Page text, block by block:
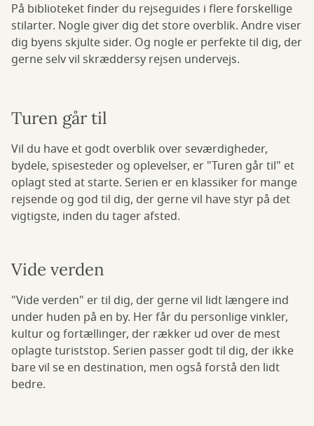
På biblioteket finder du rejseguides i flere forskellige
stilarter. Nogle giver dig det store overblik. Andre viser
dig byens skjulte sider. Og nogle er perfekte til dig, der
gerne selv vil skræddersy rejsen undervejs.
Turen går til
Vil du have et godt overblik over seværdigheder,
bydele, spisesteder og oplevelser, er "Turen går til" et
oplagt sted at starte. Serien er en klassiker for mange
rejsende og god til dig, der gerne vil have styr på det
vigtigste, inden du tager afsted.
Vide verden
"Vide verden" er til dig, der gerne vil lidt længere ind
under huden på en by. Her får du personlige vinkler,
kultur og fortællinger, der rækker ud over de mest
oplagte turiststop. Serien passer godt til dig, der ikke
bare vil se en destination, men også forstå den lidt
bedre.